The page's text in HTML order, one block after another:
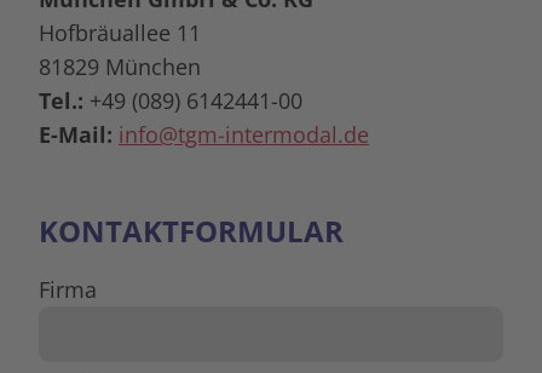
Hofbräuallee 11
81829 München
Tel.: +49 (089) 6142441-00
E-Mail: info@tgm-intermodal.de
KONTAKTFORMULAR
Firma